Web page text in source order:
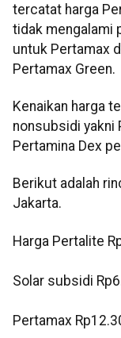
tercatat harga
tidak mengalami
untuk Pertamax
Pertamax Green.
Kenaikan harga
nonsubsidi yakni
Pertamina Dex
Berikut adalah
Jakarta.
Harga Pertalite
Solar subsidi
Pertamax